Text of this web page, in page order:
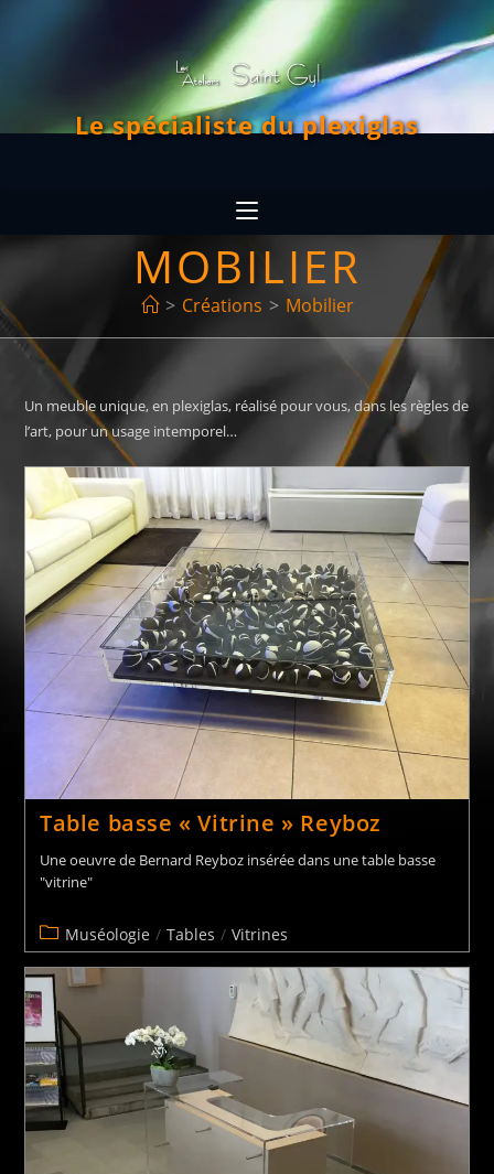
Le spécialiste du plexiglas
MOBILIER
> Créations > Mobilier
Un meuble unique, en plexiglas, réalisé pour vous, dans les règles de
l’art, pour un usage intemporel…
Table basse « Vitrine » Reyboz
Une oeuvre de Bernard Reyboz insérée dans une table basse
"vitrine"
Muséologie / Tables / Vitrines
Bureau et chaise avec inclusions
Bureaux